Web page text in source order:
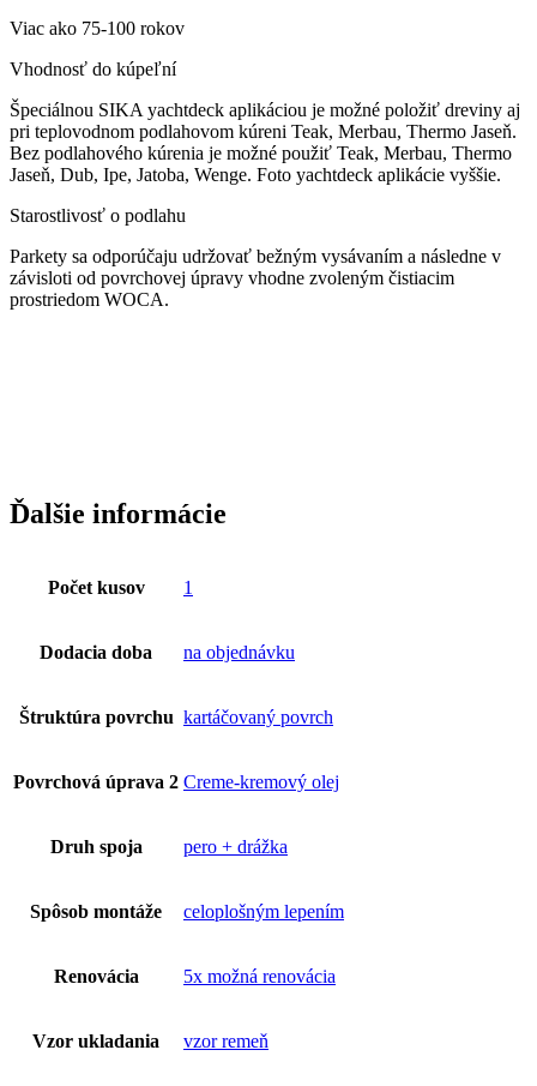
Viac ako 75-100 rokov
Vhodnosť do kúpeľní
Špeciálnou SIKA yachtdeck aplikáciou je možné položiť dreviny aj
pri teplovodnom podlahovom kúreni Teak, Merbau, Thermo Jaseň.
Bez podlahového kúrenia je možné použiť Teak, Merbau, Thermo
Jaseň, Dub, Ipe, Jatoba, Wenge. Foto yachtdeck aplikácie vyššie.
Starostlivosť o podlahu
Parkety sa odporúčaju udržovať bežným vysávaním a následne v
závisloti od povrchovej úpravy vhodne zvoleným čistiacim
prostriedom WOCA.
Ďalšie informácie
Počet kusov 1
Dodacia doba na objednávku
Štruktúra povrchu kartáčovaný povrch
Povrchová úprava 2 Creme-kremový olej
Druh spoja pero + drážka
Spôsob montáže celoplošným lepením
Renovácia 5x možná renovácia
Vzor ukladania vzor remeň